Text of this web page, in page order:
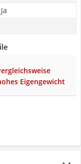
Eigengewicht